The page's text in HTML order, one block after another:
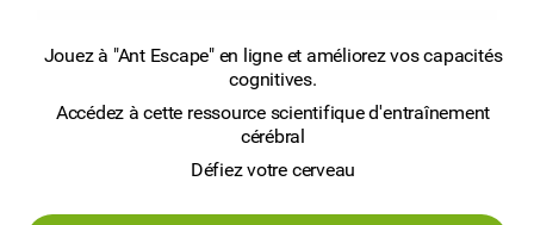
Jouez à "Ant Escape" en ligne et améliorez vos capacités
cognitives.
Accédez à cette ressource scientifique d'entraînement
cérébral
Défiez votre cerveau